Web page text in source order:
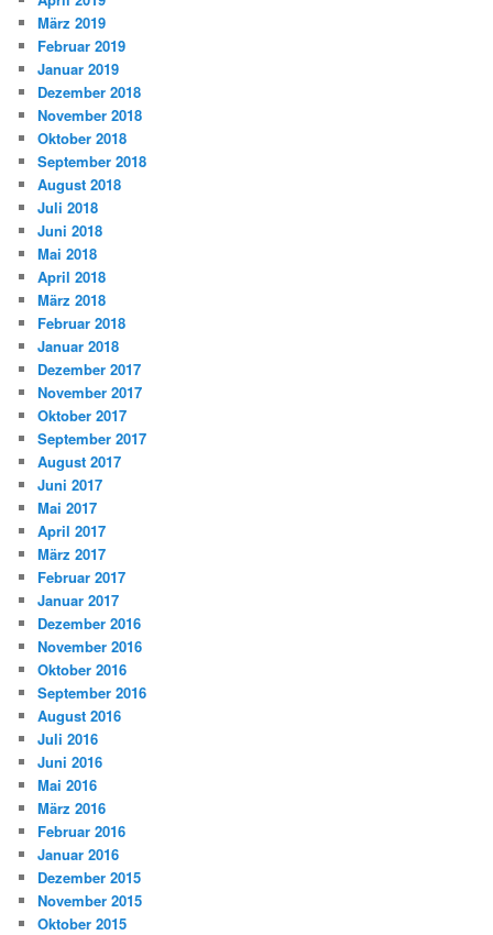
März 2019
Februar 2019
Januar 2019
Dezember 2018
November 2018
Oktober 2018
September 2018
August 2018
Juli 2018
Juni 2018
Mai 2018
April 2018
März 2018
Februar 2018
Januar 2018
Dezember 2017
November 2017
Oktober 2017
September 2017
August 2017
Juni 2017
Mai 2017
April 2017
März 2017
Februar 2017
Januar 2017
Dezember 2016
November 2016
Oktober 2016
September 2016
August 2016
Juli 2016
Juni 2016
Mai 2016
März 2016
Februar 2016
Januar 2016
Dezember 2015
November 2015
Oktober 2015